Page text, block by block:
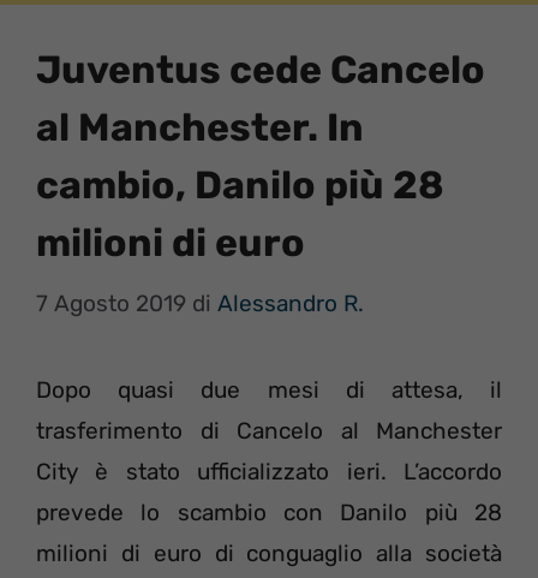
Juventus cede Cancelo
al Manchester. In
cambio, Danilo più 28
milioni di euro
7 Agosto 2019 di Alessandro R.
Dopo quasi due mesi di attesa, il
trasferimento di Cancelo al Manchester
City è stato ufficializzato ieri. L’accordo
prevede lo scambio con Danilo più 28
milioni di euro di conguaglio alla società